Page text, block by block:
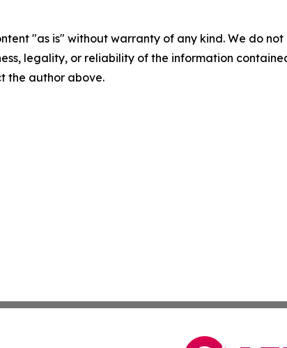
"as is" without warranty of any kind. We do
legality, or reliability of the information
the author above.